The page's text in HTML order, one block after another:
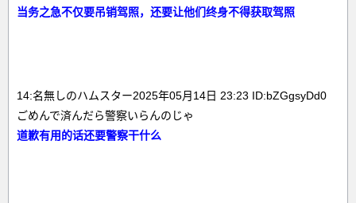
当务之急不仅要吊销驾照，还要让他们终身不得获取驾照
14:名無しのハムスター2025年05月14日 23:23 ID:bZGgsyDd0
ごめんで済んだら警察いらんのじゃ
道歉有用的话还要警察干什么